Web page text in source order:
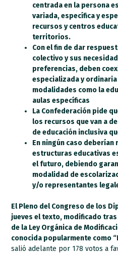
centrada en la persona
variada, específica y
recursos y centros
territorios.
Con el fin de dar
colectivo y sus
preferencias, deben
especializada y
modalidades como la
aulas específicas
La Confederación pide
los recursos que van a
de educación inclusiva
En ningún caso
estructuras educativas
el futuro, debiendo
modalidad de
y/o representantes
El Pleno del Congreso de los
jueves el texto, modificado
de la Ley Orgánica de
conocida popularmente como
salió adelante por 178 votos a